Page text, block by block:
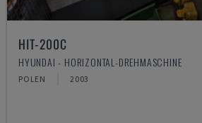
HIT-200C
HYUNDAI - HORIZONTAL-DREHMASCHINE
POLEN 2003